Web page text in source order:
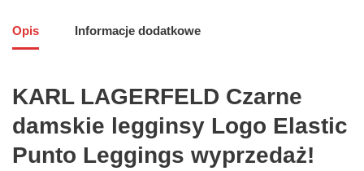
Opis Informacje dodatkowe
KARL LAGERFELD Czarne
damskie legginsy Logo Elastic
Punto Leggings wyprzedaż!